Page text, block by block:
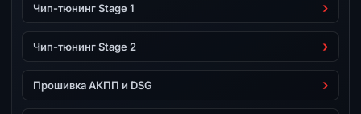
Чип-тюнинг Stage 1
Чип-тюнинг Stage 2
Прошивка АКПП и DSG